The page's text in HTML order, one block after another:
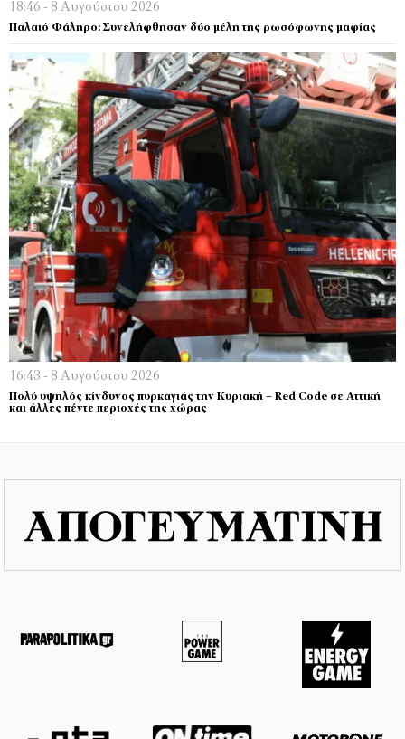
18:46 - 8 Αυγούστου 2026
Παλαιό Φάληρο: Συνελήφθησαν δύο μέλη της ρωσόφωνης μαφίας
16:43 - 8 Αυγούστου 2026
Πολύ υψηλός κίνδυνος πυρκαγιάς την Κυριακή – Red Code σε Αττική
και άλλες πέντε περιοχές της χώρας